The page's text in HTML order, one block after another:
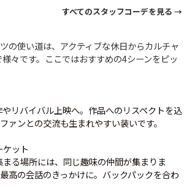
すべてのスタッフコーデを見る →
の使い道は、アクティブな休日からカルチャ
々です。ここではおすすめの4シーンをピッ
リバイバル上映へ。作品へのリスペクトを込
ァンとの交流も生まれやすい装いです。
ット
る場所には、同じ趣味の仲間が集まりま
高の会話のきっかけに。バックパックを合わ